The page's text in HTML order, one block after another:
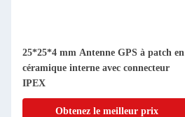
25*25*4 mm Antenne GPS à patch en
céramique interne avec connecteur
IPEX
Obtenez le meilleur prix